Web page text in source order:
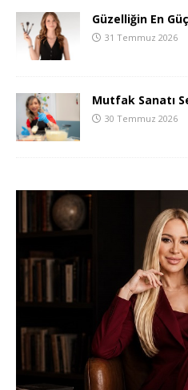
Güzelliğin En
31 Temmuz 2026
Mutfak Sanatı
30 Temmuz 2026